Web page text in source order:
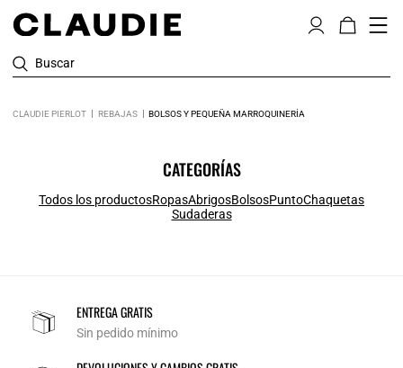
Buscar
CLAUDIE PIERLOT REBAJAS BOLSOS Y PEQUEÑA MARROQUINERÍA
CATEGORÍAS
Todos los productosRopasAbrigosBolsosPuntoChaquetas
Sudaderas
ENTREGA GRATIS
Sin pedido mínimo